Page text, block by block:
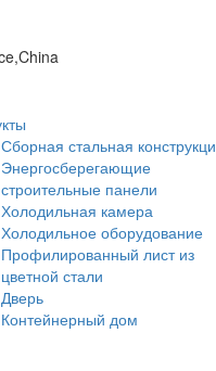
Сборная стальная конструкци
Энергосберегающие
строительные панели
Холодильная камера
Холодильное оборудование
Профилированный лист из
цветной стали
Дверь
Контейнерный дом